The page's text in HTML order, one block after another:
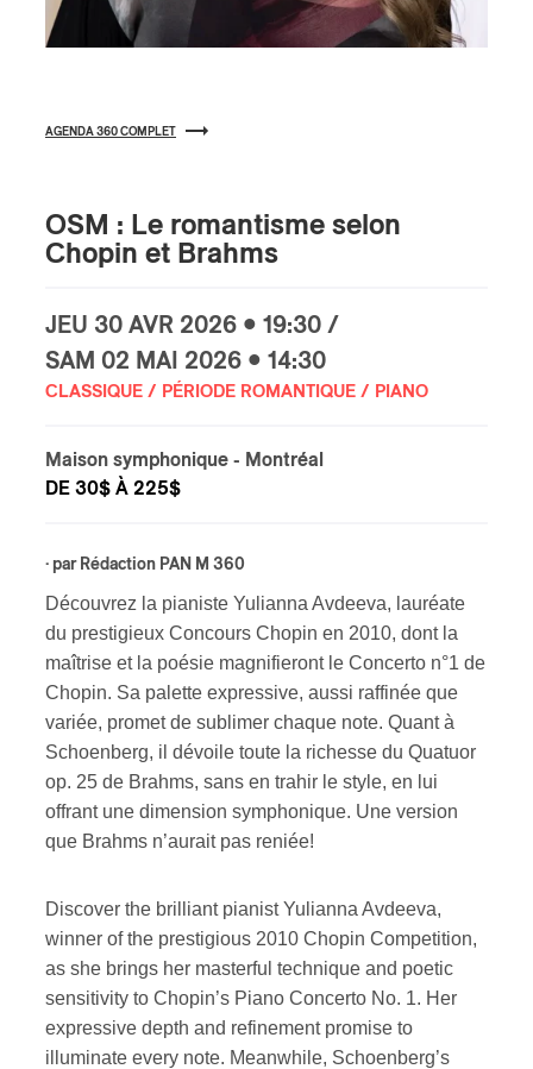
AGENDA 360 COMPLET
OSM : Le romantisme selon
Chopin et Brahms
JEU 30 AVR 2026 • 19:30 /
SAM 02 MAI 2026 • 14:30
CLASSIQUE / PÉRIODE ROMANTIQUE / PIANO
Maison symphonique - Montréal
DE 30$ À 225$
· par Rédaction PAN M 360
Découvrez la pianiste Yulianna Avdeeva, lauréate
du prestigieux Concours Chopin en 2010, dont la
maîtrise et la poésie magnifieront le Concerto n°1 de
Chopin. Sa palette expressive, aussi raffinée que
variée, promet de sublimer chaque note. Quant à
Schoenberg, il dévoile toute la richesse du Quatuor
op. 25 de Brahms, sans en trahir le style, en lui
offrant une dimension symphonique. Une version
que Brahms n’aurait pas reniée!
Discover the brilliant pianist Yulianna Avdeeva,
winner of the prestigious 2010 Chopin Competition,
as she brings her masterful technique and poetic
sensitivity to Chopin’s Piano Concerto No. 1. Her
expressive depth and refinement promise to
illuminate every note. Meanwhile, Schoenberg’s